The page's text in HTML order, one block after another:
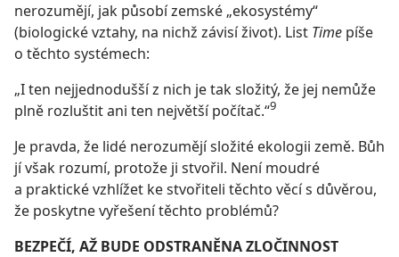
nerozumějí, jak působí zemské „ekosystémy“
(biologické vztahy, na nichž závisí život). List Time píše
o těchto systémech:
„I ten nejjednodušší z nich je tak složitý, že jej nemůže
plně rozluštit ani ten největší počítač.“9
Je pravda, že lidé nerozumějí složité ekologii země. Bůh
jí však rozumí, protože ji stvořil. Není moudré
a praktické vzhlížet ke stvořiteli těchto věcí s důvěrou,
že poskytne vyřešení těchto problémů?
BEZPEČÍ, AŽ BUDE ODSTRANĚNA ZLOČINNOST